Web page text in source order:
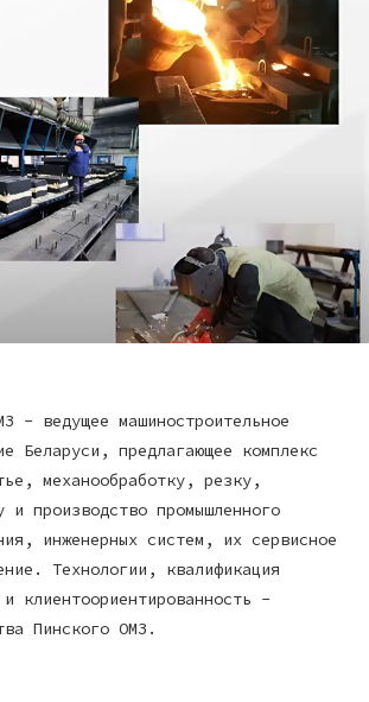
- ведущее машиностроительное
Беларуси, предлагающее комплекс
механообработку, резку,
и производство промышленного
инженерных систем, их сервисное
Технологии, квалификация
клиентоориентированность -
Пинского ОМЗ.